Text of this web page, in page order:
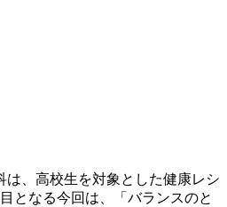
は、高校生を対象とした健康レシ
となる今回は、「バランスのと